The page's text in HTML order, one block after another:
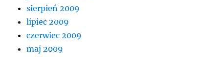
sierpień 2009
lipiec 2009
czerwiec 2009
maj 2009